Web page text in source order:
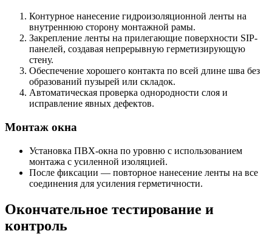
Контурное нанесение гидроизоляционной ленты на
внутреннюю сторону монтажной рамы.
Закрепление ленты на прилегающие поверхности SIP-
панелей, создавая непрерывную герметизирующую
стену.
Обеспечение хорошего контакта по всей длине шва без
образований пузырей или складок.
Автоматическая проверка однородности слоя и
исправление явных дефектов.
Монтаж окна
Установка ПВХ-окна по уровню с использованием
монтажа с усиленной изоляцией.
После фиксации — повторное нанесение ленты на все
соединения для усиления герметичности.
Окончательное тестирование и
контроль